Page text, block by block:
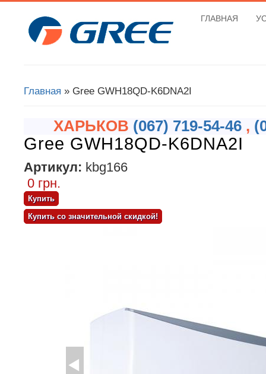
ГЛАВНАЯ
Вы здесь
Главная » Gree GWH18QD-K6DNA2I
ХАРЬКОВ (067) 719-54-46,
Gree GWH18QD-K6DNA2I
Артикул: kbg166
0 грн.